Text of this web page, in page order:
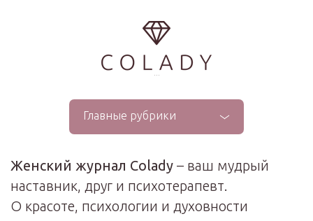
...
Главные рубрики
Женский журнал Colady – ваш мудрый
наставник, друг и психотерапевт.
О красоте, психологии и духовности